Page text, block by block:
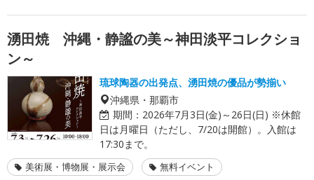
湧田焼 沖縄・静謐の美～神田淡平コレクショ
ン～
琉球陶器の出発点、湧田焼の優品が勢揃い
沖縄県・那覇市
期間： 2026年7月3日(金)～26日(日) ※休館
日は月曜日（ただし、7/20は開館）。入館は
17:30まで。
美術展・博物展・展示会 無料イベント